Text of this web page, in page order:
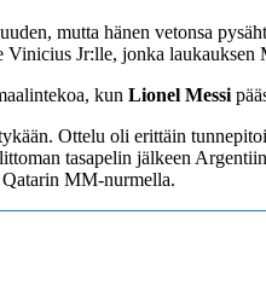
mutta hänen vetonsa
Jr:lle, jonka
kun Lionel Messi
Ottelu oli erittäin
tasapelin jälkeen
Qatarin MM-nurmella.